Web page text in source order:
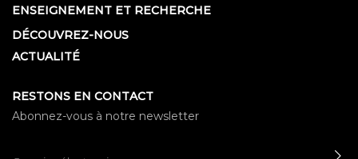
ENSEIGNEMENT ET RECHERCHE
DÉCOUVREZ-NOUS
ACTUALITÉ
RESTONS EN CONTACT
Abonnez-vous à notre newsletter